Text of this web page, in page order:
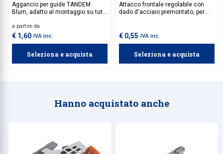
Aggancio per guide TANDEM
Blum, adatto al montaggio su tutti
Disponibile per lato sx o dx.
a partire da
€ 1,60 IVA inc.
Seleziona e acquista
Attacco frontale regolabile con
dado d'acciaio premontato, per
€ 0,55 IVA inc.
Seleziona e acquista
Hanno acquistato anche